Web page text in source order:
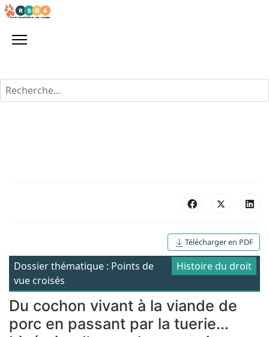
Rechercher
Télécharger en PDF
Histoire du droit
Dossier thématique : Points de
vue croisés
Du cochon vivant à la viande de
porc en passant par la tuerie...